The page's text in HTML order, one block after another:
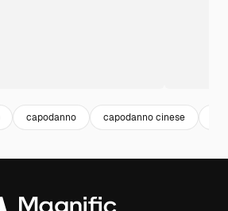
capodanno capodanno cinese